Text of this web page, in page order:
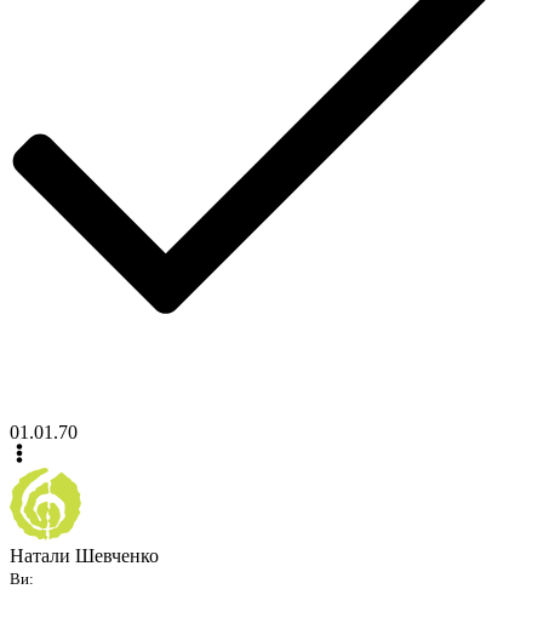
01.01.70
Натали Шевченко
Ви: